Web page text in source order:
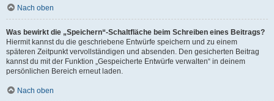
Nach oben
Was bewirkt die „Speichern“-Schaltfläche beim Schreiben eines Beitrags?
Hiermit kannst du die geschriebene Entwürfe speichern und zu einem
späteren Zeitpunkt vervollständigen und absenden. Den gesicherten Beitrag
kannst du mit der Funktion „Gespeicherte Entwürfe verwalten“ in deinem
persönlichen Bereich erneut laden.
Nach oben